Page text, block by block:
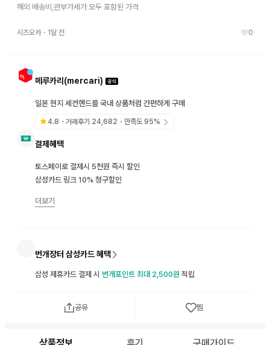
해외 배송비,관부가세가 모두 포함된 가격
시즈오카・ 1달 전 0
메루카리(mercari)
일본 현지 세컨핸드를 국내 상품처럼 간편하게 구매
4.8 ・거래후기 24,682 ・만족도95%
결제혜택
토스페이로 결제시 5천원 즉시 할인
삼성카드 링크 10% 청구할인
더보기
번개장터 삼성카드 혜택
삼성 제휴카드 결제 시 번개포인트 최대 2,500원 적립
공유 찜